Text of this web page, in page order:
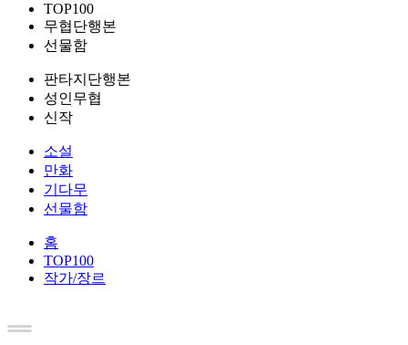
TOP100
무협단행본
선물함
판타지단행본
성인무협
신작
소설
만화
기다무
선물함
홈
TOP100
작가/장르